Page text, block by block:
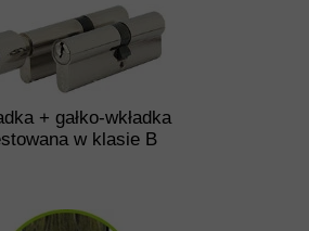
+ gałko-wkładka
w klasie B